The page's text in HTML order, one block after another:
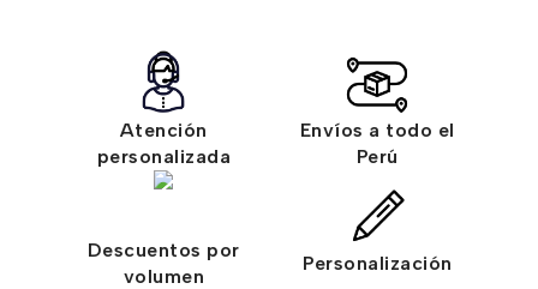
Atención
personalizada
Envíos a todo el
Perú
Descuentos por
volumen
Personalización